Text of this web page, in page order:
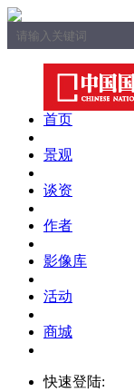
首页
景观
谈资
作者
影像库
活动
商城
快速登陆: